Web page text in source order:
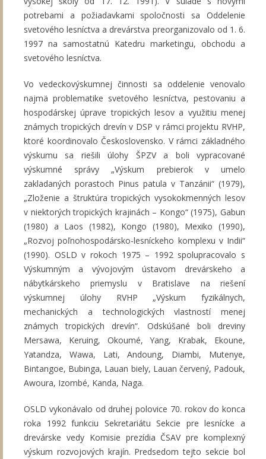
potrebami a požiadavkami spoločnosti sa Oddelenie
svetového lesníctva a drevárstva preorganizovalo od 1. 6.
1997 na samostatnú Katedru marketingu, obchodu a
svetového lesníctva.
Vo vedeckovýskumnej činnosti sa oddelenie venovalo
najmä problematike svetového lesníctva, pestovaniu a
hospodárskej úprave tropických lesov a využitiu menej
známych tropických drevín v DSP v rámci projektu RVHP,
ktoré koordinovalo Československo. V rámci základného
výskumu sa riešili úlohy ŠPZV a boli vypracované
výskumné správy „Výskum prebierok v umelo
zakladaných porastoch Pinus patula v Tanzánii“ (1979),
„Zloženie a štruktúra tropických vysokokmenných lesov
v niektorých tropických krajinách – Kongo“ (1975), Gabun
(1980) a Laos (1982), Kongo (1980), Mexiko (1990),
„Rozvoj poľnohospodársko-lesníckeho komplexu v Indii“
(1990). OSLD v rokoch 1975 – 1992 spolupracovalo s
Výskumným a vývojovým ústavom drevárskeho a
nábytkárskeho priemyslu v Bratislave na riešení
výskumnej úlohy RVHP „Výskum fyzikálnych,
mechanických a technologických vlastností menej
známych tropických drevín“. Odskúšané boli dreviny
Mersawa, Keruing, Okoumé, Yang, Krabak, Ekoune,
Yatandza, Wawa, Lati, Andoung, Diambi, Mutenye,
Bintangoe, Bubinga, Lauan biely, Lauan červený, Padouk,
Awoura, Izombé, Kanda, Naga.
OSLD vykonávalo od druhej polovice 70. rokov do konca
roka 1992 funkciu Sekretariátu Sekcie pre lesnícke a
drevárske vedy Komisie prezídia ČSAV pre komplexný
výskum rozvojových krajín. Predsedom tejto sekcie bol